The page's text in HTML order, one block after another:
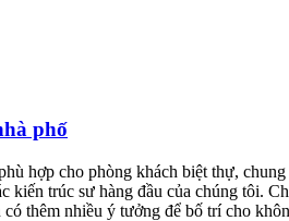
phố
hợp cho phòng khách biệt thự,
trúc sư hàng đầu của chúng tôi.
thêm nhiều ý tưởng để bố trí cho